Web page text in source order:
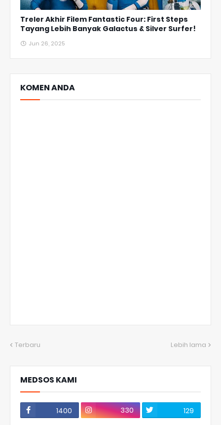
Treler Akhir Filem Fantastic Four: First Steps
Tayang Lebih Banyak Galactus & Silver Surfer!
Jun 26, 2025
KOMEN ANDA
Terbaru Lebih lama
MEDSOS KAMI
1400 330 129